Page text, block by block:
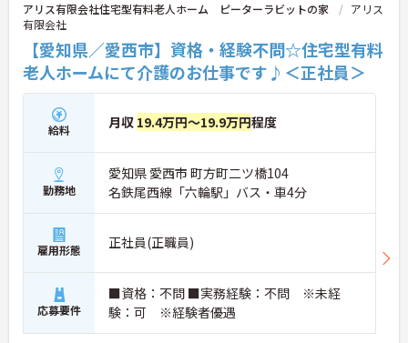
アリス有限会社住宅型有料老人ホーム ピーターラビットの家
アリス
有限会社
【愛知県／愛西市】資格・経験不問☆住宅型有料
老人ホームにて介護のお仕事です♪＜正社員＞
給料 月収 19.4万円～19.9万円程度
勤務地
愛知県 愛西市 町方町二ツ橋104
名鉄尾西線「六輪駅」バス・車4分
雇用形態 正社員(正職員)
応募要件
■資格：不問 ■実務経験：不問 ※未経
験：可 ※経験者優遇